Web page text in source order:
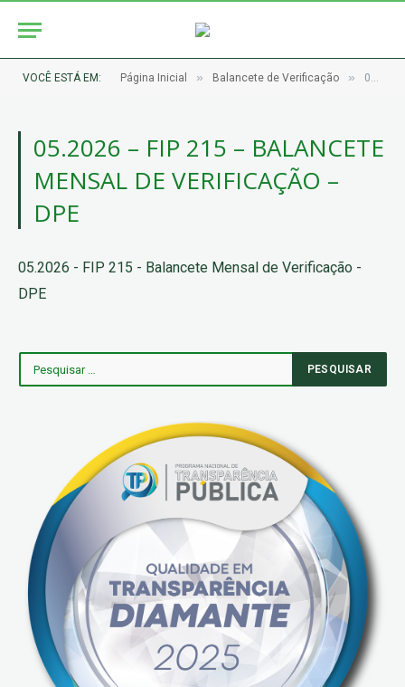
VOCÊ ESTÁ EM: Página Inicial » Balancete de Verificação » 05.2026 – FIP 215 – Balancete Mensal de Verificação – DPE
05.2026 – FIP 215 – BALANCETE
MENSAL DE VERIFICAÇÃO –
DPE
05.2026 - FIP 215 - Balancete Mensal de Verificação -
DPE